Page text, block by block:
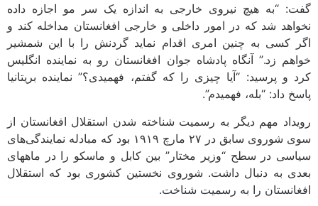
گفت: “به هیچ نیروی خارجی به اندازه یک سر مو اجازه داده
نخواهد شد که در امور داخلی و خارجی افغانستان مداخله کند و
اگر کسی به چنین امری اقدام نماید گردنش را با این شمشیر
خواهم زد.” آنگاه پادشاه جوان افغانستان رو به نماینده انگلیس
کرد و پرسید: “آیا چیزی را که گفتم، فهمیدی؟” نماینده بریتانیا
پاسخ داد: “بله، فهمیدم”.
رویداد مهم دیگر به رسمیت شناخته شدن استقلال افغانستان از
سوی شوروی سابق در ۲۷ مارچ ۱۹۱۹ بود که مبادله نمایندگی‌های
سیاسی در سطح “وزیر مختار” بین کابل و ماسکو را در ماههای
بعدی به دنبال داشت. شوروی نخستین کشوری بود که استقلال
افغانستان را به رسمیت شناخت.